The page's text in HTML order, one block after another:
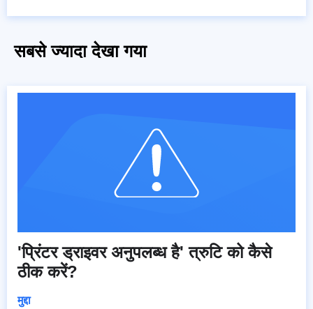
सबसे ज्यादा देखा गया
'प्रिंटर ड्राइवर अनुपलब्ध है' त्रुटि को कैसे
ठीक करें?
मुद्दा